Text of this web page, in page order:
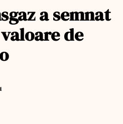
a semnat
de